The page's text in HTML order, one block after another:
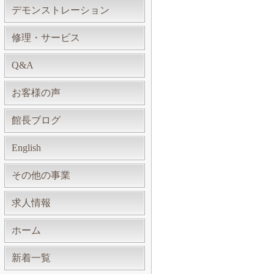
デモンストレーション
修理・サービス
Q&A
お客様の声
館長ブログ
English
その他の事業
求人情報
ホーム
新着一覧